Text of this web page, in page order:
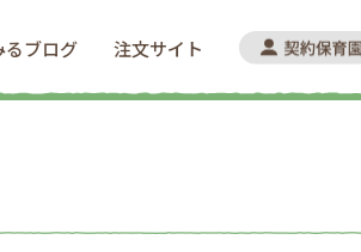
るブログ 注文サイト